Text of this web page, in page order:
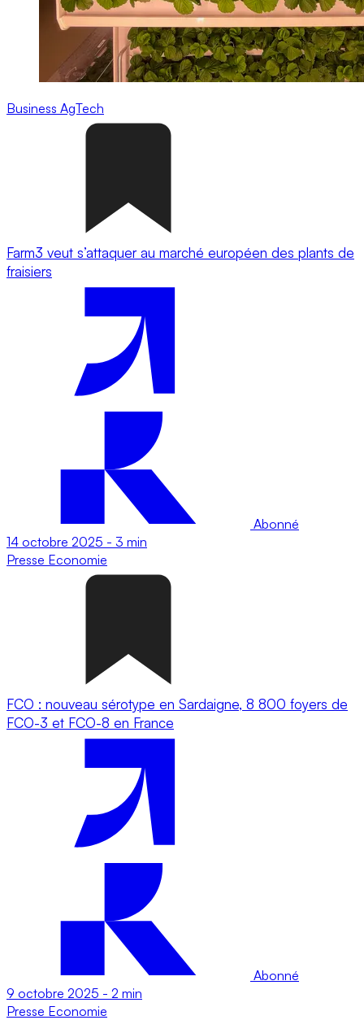
Business AgTech
Farm3 veut s’attaquer au marché européen des plants de
fraisiers
Abonné
14 octobre 2025 - 3 min
Presse Economie
FCO : nouveau sérotype en Sardaigne, 8 800 foyers de
FCO-3 et FCO-8 en France
Abonné
9 octobre 2025 - 2 min
Presse Economie